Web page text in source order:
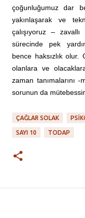
çoğunluğumuz dar
yakınlaşarak ve
çalışıyoruz –
sürecinde pek
bence haksızlık olur.
olanlara ve
zaman tanımalarını
sorunun da
ÇAĞLAR SOLAK
SAYI 10 TODAP